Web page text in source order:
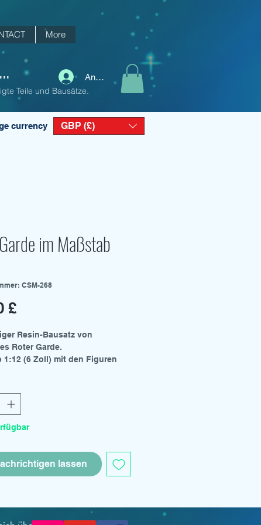
More
Anmelden
Teile und Bausätze.
currency GBP (£)
im Maßstab
CSM-268
£Preis
Resin-Bausatz von
Roter Garde.
1:12 (6 Zoll) mit den Figuren
lassen